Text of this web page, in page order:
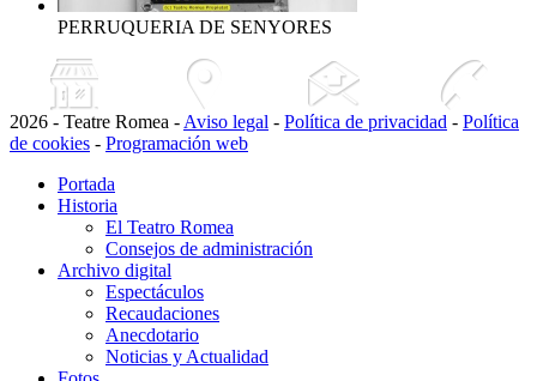
PERRUQUERIA DE SENYORES
2026 - Teatre Romea - Aviso legal - Política de privacidad - Política
de cookies - Programación web
Portada
Historia
El Teatro Romea
Consejos de administración
Archivo digital
Espectáculos
Recaudaciones
Anecdotario
Noticias y Actualidad